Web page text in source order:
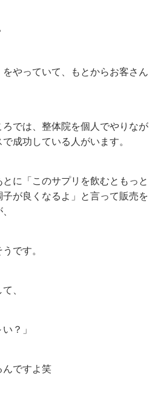
やっていて、もとからお客さん
では、整体院を個人でやりなが
成功している人がいます。
に「このサプリを飲むともっと
が良くなるよ」と言って販売を
です。
、
？」
んですよ笑